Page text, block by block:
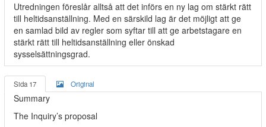
Utredningen föreslår alltså att det införs en ny lag om stärkt rätt
till heltidsanställning. Med en särskild lag är det möjligt att ge
en samlad bild av regler som syftar till att ge arbetstagare en
stärkt rätt till heltidsanställning eller önskad
sysselsättningsgrad.
Sida 17 Original
Summary
The Inquiry’s proposal